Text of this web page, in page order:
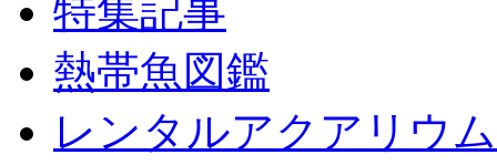
特集記事
熱帯魚図鑑
レンタルアクアリウム